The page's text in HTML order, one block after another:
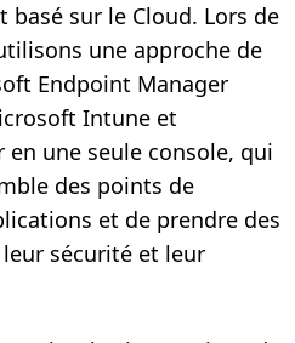
sur le Cloud. Lors de
une approche de
Endpoint Manager
Intune et
une seule console, qui
des points de
et de prendre des
sécurité et leur